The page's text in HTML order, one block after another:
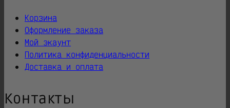
Корзина
Оформление заказа
Мой экаунт
Политика конфиденциальности
Доставка и оплата
Контакты